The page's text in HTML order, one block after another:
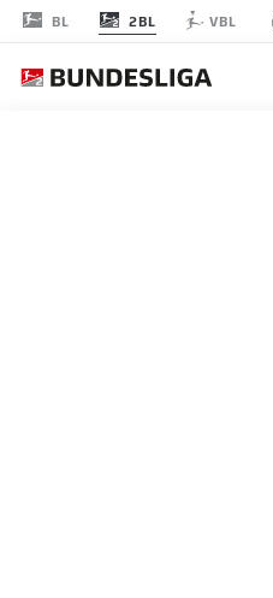
BL 2BL VBL